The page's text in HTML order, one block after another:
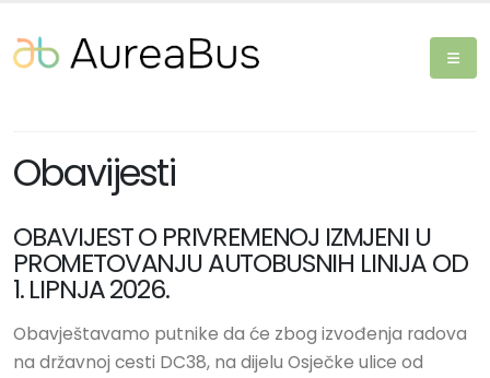
Obavijesti
OBAVIJEST O PRIVREMENOJ IZMJENI U
PROMETOVANJU AUTOBUSNIH LINIJA OD
1. LIPNJA 2026.
Obavještavamo putnike da će zbog izvođenja radova
na državnoj cesti DC38, na dijelu Osječke ulice od